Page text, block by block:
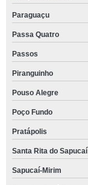
Paraguaçu
Passa Quatro
Passos
Piranguinho
Pouso Alegre
Poço Fundo
Pratápolis
Santa Rita do Sapucaí
Sapucaí-Mirim